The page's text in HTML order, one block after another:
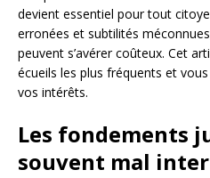
devient essentiel pour tout
erronées et subtilités
peuvent s’avérer coûteux. Cet
écueils les plus fréquents et
vos intérêts.
Les fondements
souvent mal